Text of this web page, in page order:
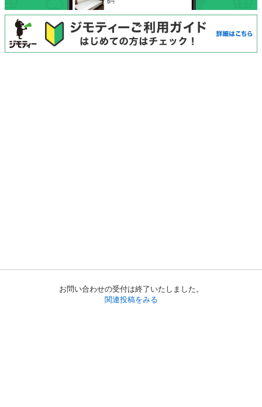
お問い合わせの受付は終了いたしました。
関連投稿をみる